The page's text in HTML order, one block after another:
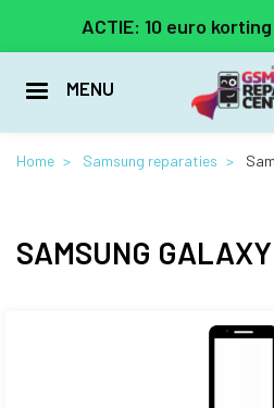
naar
inhoud
ACTIE: 10 euro
MENU
Home Samsung reparaties
SAMSUNG